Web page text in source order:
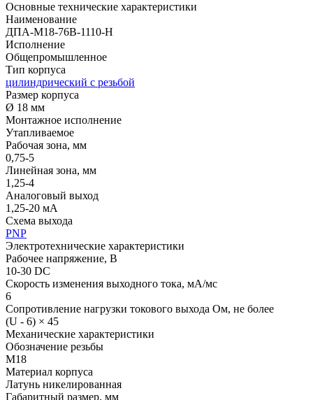
Основные технические характеристики
Наименование
ДПА-М18-76В-1110-Н
Исполнение
Общепромышленное
Тип корпуса
цилиндрический с резьбой
Размер корпуса
Ø 18 мм
Монтажное исполнение
Утапливаемое
Рабочая зона, мм
0,75-5
Линейная зона, мм
1,25-4
Аналоговый выход
1,25-20 мА
Схема выхода
PNP
Электротехнические характеристики
Рабочее напряжение, В
10-30 DC
Скорость изменения выходного тока, мА/мс
6
Сопротивление нагрузки токового выхода Ом, не более
(U - 6) × 45
Механические характеристики
Обозначение резьбы
М18
Материал корпуса
Латунь никелированная
Габаритный размер, мм